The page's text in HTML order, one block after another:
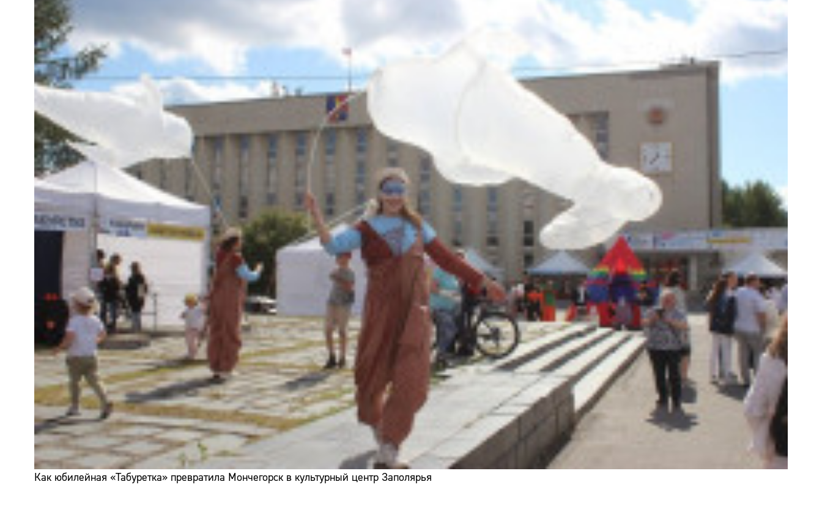
Как юбилейная «Табуретка» превратила Мончегорск в культурный центр Заполярья